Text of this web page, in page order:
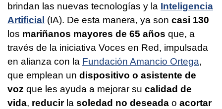
brindan las nuevas tecnologías y la Inteligencia
Artificial (IA). De esta manera, ya son casi 130
los mariñanos mayores de 65 años que, a
través de la iniciativa Voces en Red, impulsada
en alianza con la Fundación Amancio Ortega,
que emplean un dispositivo o asistente de
voz que les ayuda a mejorar su calidad de
vida, reducirla soledad no deseada o acortar